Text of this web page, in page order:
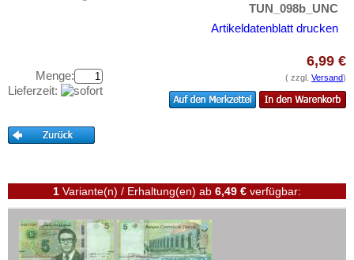
Aufbewahrung
Ihre Bewertungen
Informationen
Preislisten
Ankauf
TUN_098b_UNC
Artikeldatenblatt drucken
Menge:
Lieferzeit:
6,99 €
( zzgl. Versand)
1 Variante(n) / Erhaltung(en) ab 6,49 € verfügbar: